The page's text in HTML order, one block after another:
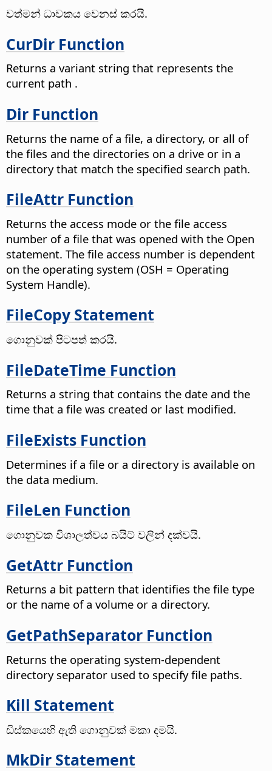
වත්මන් ධාවකය වෙනස් කරයි.
CurDir Function
Returns a variant string that represents the
current path .
Dir Function
Returns the name of a file, a directory, or all of
the files and the directories on a drive or in a
directory that match the specified search path.
FileAttr Function
Returns the access mode or the file access
number of a file that was opened with the Open
statement. The file access number is dependent
on the operating system (OSH = Operating
System Handle).
FileCopy Statement
ගොනුවක් පිටපත් කරයි.
FileDateTime Function
Returns a string that contains the date and the
time that a file was created or last modified.
FileExists Function
Determines if a file or a directory is available on
the data medium.
FileLen Function
ගොනුවක විශාලත්වය බයිට් වලින් දක්වයි.
GetAttr Function
Returns a bit pattern that identifies the file type
or the name of a volume or a directory.
GetPathSeparator Function
Returns the operating system-dependent
directory separator used to specify file paths.
Kill Statement
ඩිස්කයෙහි ඇති ගොනුවක් මකා දමයි.
MkDir Statement